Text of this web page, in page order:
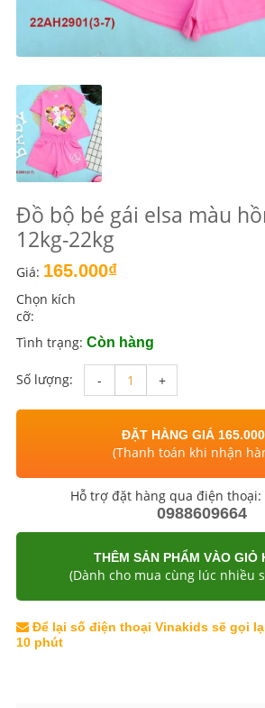
Đồ bộ bé gái elsa màu
12kg-22kg
Giá: 165.000₫
Chọn kích
cỡ:
Tình trạng: Còn hàng
Số lượng: - +
ĐẶT HÀNG GIÁ
(Thanh toán khi nhận
Hỗ trợ đặt hàng qua điện thoại:
0988609664
THÊM SẢN PHẨM VÀO GIỎ
(Dành cho mua cùng lúc nhiều
Để lại số điện thoại Vinakids sẽ gọi
10 phút